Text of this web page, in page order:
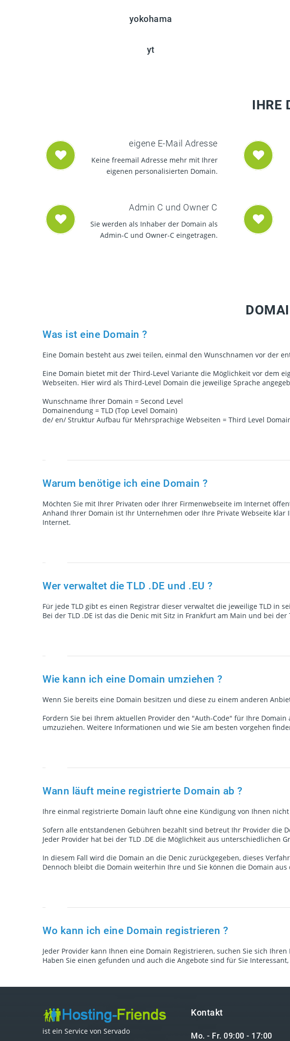
yokohama
yt
IHRE
eigene E-Mail Adresse
Keine freemail Adresse mehr mit Ihrer
eigenen personalisierten Domain.
Admin C und Owner C
Sie werden als Inhaber der Domain als
Admin-C und Owner-C eingetragen.
Was ist eine Domain ?
Eine Domain besteht aus zwei teilen, einmal den Wunschnamen vor der
Eine Domain bietet mit der Third-Level Variante die Möglichkeit vor dem
Webseiten. Hier wird als Third-Level Domain die jeweilige Sprache
Wunschname Ihrer Domain = Second Level
Domainendung = TLD (Top Level Domain)
de/ en/ Struktur Aufbau für Mehrsprachige Webseiten = Third Level
Warum benötige ich eine Domain ?
Möchten Sie mit Ihrer Privaten oder Ihrer Firmenwebseite im Internet
Anhand Ihrer Domain ist Ihr Unternehmen oder Ihre Private Webseite
Internet.
Wer verwaltet die TLD .DE und .EU ?
Für jede TLD gibt es einen Registrar dieser verwaltet die jeweilige TLD in
Bei der TLD .DE ist das die Denic mit Sitz in Frankfurt am Main und bei der
Wie kann ich eine Domain umziehen ?
Wenn Sie bereits eine Domain besitzen und diese zu einem anderen
Fordern Sie bei Ihrem aktuellen Provider den "Auth-Code" für Ihre
umzuziehen. Weitere Informationen und wie Sie am besten vorgehen
Wann läuft meine registrierte Domain ab ?
Ihre einmal registrierte Domain läuft ohne eine Kündigung von Ihnen nicht
Sofern alle entstandenen Gebühren bezahlt sind betreut Ihr Provider die
Jeder Provider hat bei der TLD .DE die Möglichkeit aus unterschiedlichen
In diesem Fall wird die Domain an die Denic zurückgegeben, dieses
Dennoch bleibt die Domain weiterhin Ihre und Sie können die Domain
Wo kann ich eine Domain registrieren ?
Jeder Provider kann Ihnen eine Domain Registrieren, suchen Sie sich
Haben Sie einen gefunden und auch die Angebote sind für Sie
ist ein Service von Servado
Kontakt
Mo. - Fr. 09:00 - 17:00